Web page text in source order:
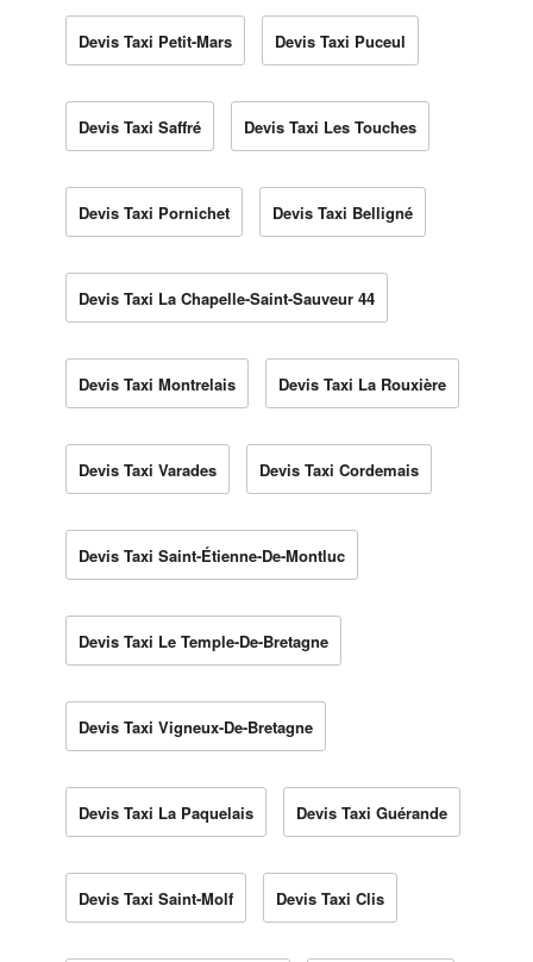
Devis Taxi Petit-Mars Devis Taxi Puceul
Devis Taxi Saffré Devis Taxi Les Touches
Devis Taxi Pornichet Devis Taxi Belligné
Devis Taxi La Chapelle-Saint-Sauveur 44
Devis Taxi Montrelais Devis Taxi La Rouxière
Devis Taxi Varades Devis Taxi Cordemais
Devis Taxi Saint-Étienne-De-Montluc
Devis Taxi Le Temple-De-Bretagne
Devis Taxi Vigneux-De-Bretagne
Devis Taxi La Paquelais Devis Taxi Guérande
Devis Taxi Saint-Molf Devis Taxi Clis